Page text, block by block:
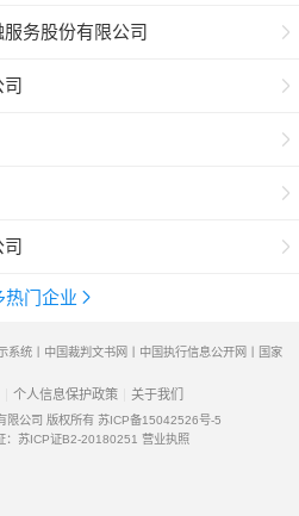
务股份有限公司
热门企业
系统丨中国裁判文书网丨中国执行信息公开网丨国家
个人信息保护政策 关于我们
限公司 版权所有 苏ICP备15042526号-5
：苏ICP证B2-20180251 营业执照